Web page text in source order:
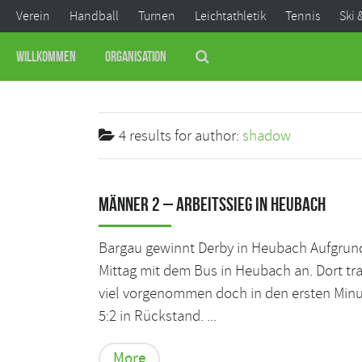
Verein Handball Turnen Leichtathletik Tennis Ski
Willkommen Organisation
4 results for author: shadow
Männer 2 – Arbeitssieg in Heubach
Bargau gewinnt Derby in Heubach
Mittag mit dem Bus in Heubach an. Dort
viel vorgenommen doch in den ersten
5:2 in Rückstand. ...